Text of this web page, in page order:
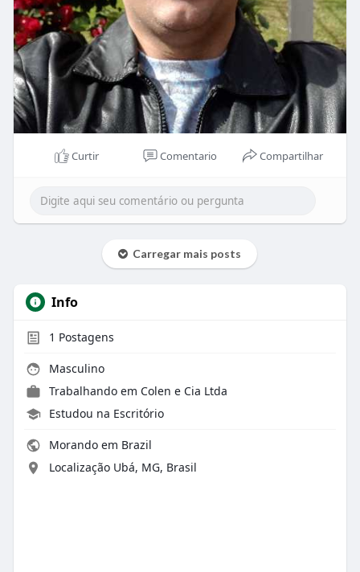
Curtir Comentario Compartilhar
Carregar mais posts
Info
1 Postagens
Masculino
Trabalhando em Colen e Cia Ltda
Estudou na Escritório
Morando em Brazil
Localização Ubá, MG, Brasil